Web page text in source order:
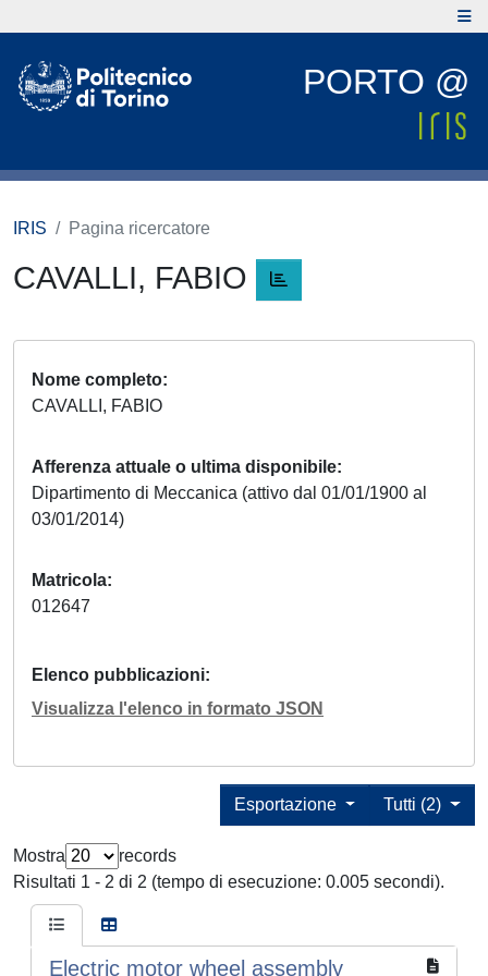
PORTO @
IRIS Pagina ricercatore
CAVALLI, FABIO
Nome completo
CAVALLI, FABIO
Afferenza attuale o ultima disponibile
Dipartimento di Meccanica (attivo dal 01/01/1900 al
03/01/2014)
Matricola
012647
Elenco pubblicazioni
Visualizza l'elenco in formato JSON
Tutti (2)
Esportazione
Mostra
records
Risultati 1 - 2 di 2 (tempo di esecuzione: 0.005 secondi).
Electric motor wheel assembly